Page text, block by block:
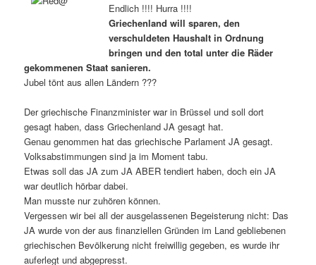
Endlich !!!! Hurra !!!!
Griechenland will sparen, den
verschuldeten Haushalt in Ordnung
bringen und den total unter die Räder
gekommenen Staat sanieren.
Jubel tönt aus allen Ländern ???
Der griechische Finanzminister war in Brüssel und soll dort
gesagt haben, dass Griechenland JA gesagt hat.
Genau genommen hat das griechische Parlament JA gesagt.
Volksabstimmungen sind ja im Moment tabu.
Etwas soll das JA zum JA ABER tendiert haben, doch ein JA
war deutlich hörbar dabei.
Man musste nur zuhören können.
Vergessen wir bei all der ausgelassenen Begeisterung nicht: Das
JA wurde von der aus finanziellen Gründen im Land gebliebenen
griechischen Bevölkerung nicht freiwillig gegeben, es wurde ihr
auferlegt und abgepresst.